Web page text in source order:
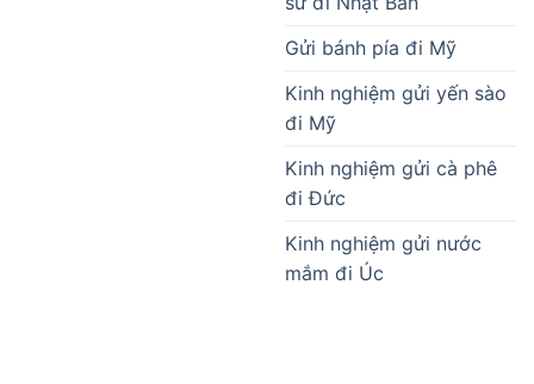
Gửi bánh pía đi Mỹ
Kinh nghiệm gửi yến sào
đi Mỹ
Kinh nghiệm gửi cà phê
đi Đức
Kinh nghiệm gửi nước
mắm đi Úc